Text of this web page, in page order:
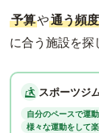
予算や通う頻度
に合う施設を探
スポーツジ
自分のペースで運
様々な運動をして